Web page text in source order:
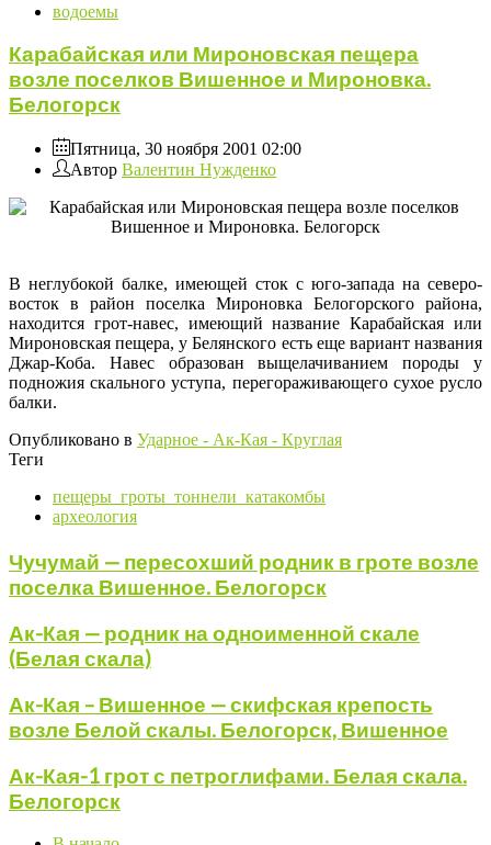
водоемы
Карабайская или Мироновская пещера
возле поселков Вишенное и Мироновка.
Белогорск
Пятница, 30 ноября 2001 02:00
Автор Валентин Нужденко
В неглубокой балке, имеющей сток с юго-запада на северо-
восток в район поселка Мироновка Белогорского района,
находится грот-навес, имеющий название Карабайская или
Мироновская пещера, у Белянского есть еще вариант названия
Джар-Коба. Навес образован выщелачиванием породы у
подножия скального уступа, перегораживающего сухое русло
балки.
Опубликовано в Ударное - Ак-Кая - Круглая
Теги
пещеры_гроты_тоннели_катакомбы
археология
Чучумай — пересохший родник в гроте возле
поселка Вишенное. Белогорск
Ак-Кая — родник на одноименной скале
(Белая скала)
Ак-Кая – Вишенное — скифская крепость
возле Белой скалы. Белогорск, Вишенное
Ак-Кая-1 грот с петроглифами. Белая скала.
Белогорск